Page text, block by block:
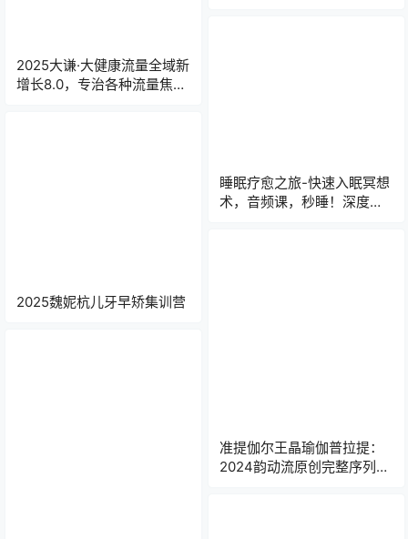
2025大谦·大健康流量全域新
增长8.0，专治各种流量焦
睡眠疗愈之旅-快速入眠冥想
术，音频课，秒睡！深度睡
2025魏妮杭儿牙早矫集训营
准提伽尔王晶瑜伽普拉提：
2024韵动流原创完整序列大